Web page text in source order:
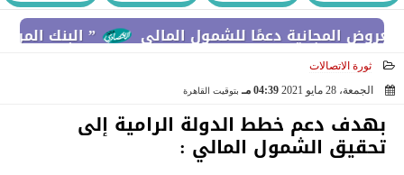
” البنك المركزي” : معدلات الشمول المالي
دعمًا للشمول المالي
ثورة الاتصالات
الجمعة، 28 مايو 2021
04:39 مـ بتوقيت القاهرة
بهدف دعم خطط الدولة الرامية إلى
تحقيق الشمول المالي :